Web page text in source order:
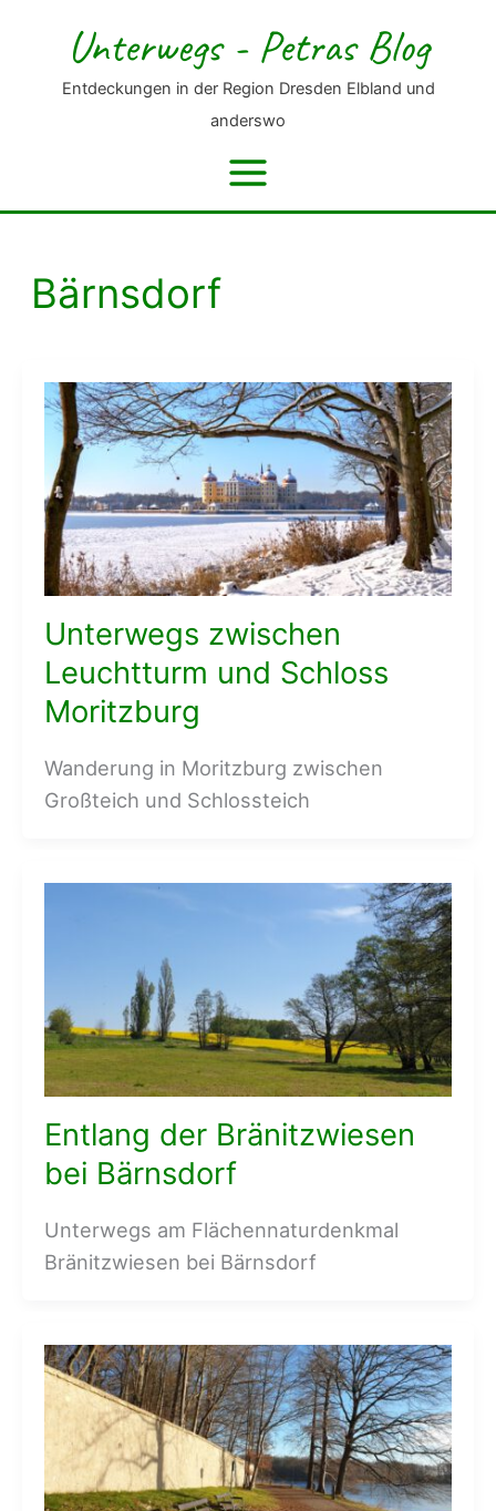
springen
Unterwegs - Petras Blog
Entdeckungen in der Region Dresden Elbland und
anderswo
Bärnsdorf
Unterwegs zwischen
Leuchtturm und Schloss
Moritzburg
Wanderung in Moritzburg zwischen
Großteich und Schlossteich
Entlang der Bränitzwiesen
bei Bärnsdorf
Unterwegs am Flächennaturdenkmal
Bränitzwiesen bei Bärnsdorf